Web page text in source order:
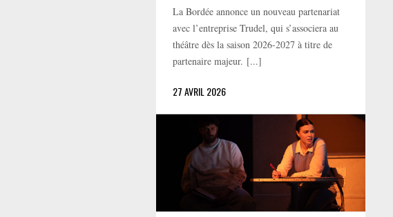
La Bordée annonce un nouveau partenariat
avec l’entreprise Trudel, qui s’associera au
théâtre dès la saison 2026-2027 à titre de
partenaire majeur. [...]
27 AVRIL 2026